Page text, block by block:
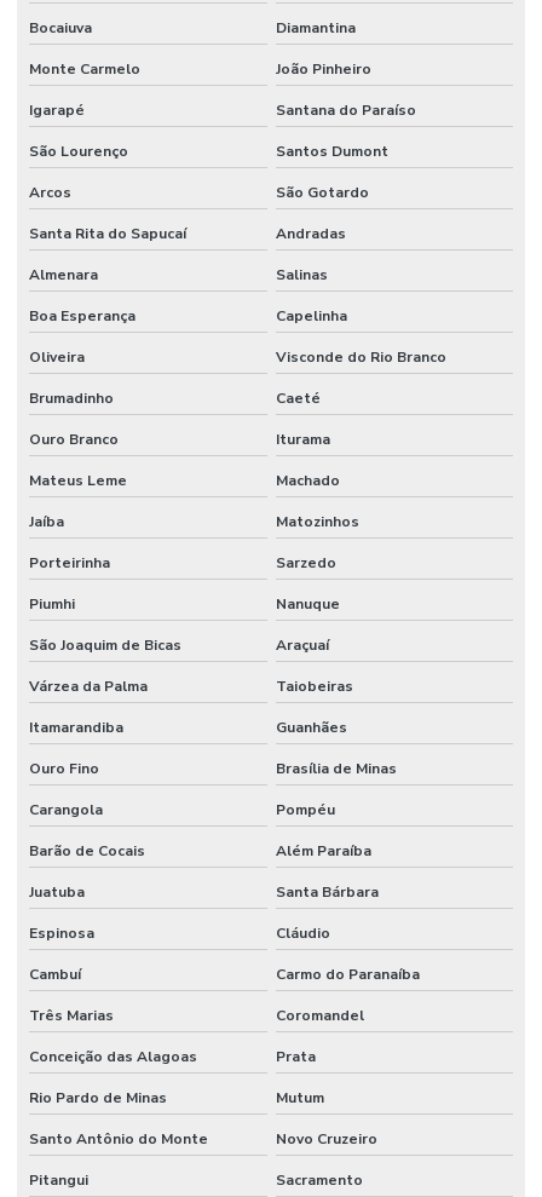
Sistema de proteção contra incêndio
Sistema de sprinkler
Sistema de supressão de incêndio
Sistema vesda anti incêndio
Sistemas hidráulicos industriais
Sistemas de incêndio
Terraplenagem industrial
Tubulação de agua industrial
Valor de projeto de combate a incêndio
Valor projeto preventivo de incêndio
Bocaiuva Diamantina
Monte Carmelo João Pinheiro
Igarapé Santana do Paraíso
São Lourenço Santos Dumont
Arcos São Gotardo
Santa Rita do Sapucaí Andradas
Almenara Salinas
Boa Esperança Capelinha
Oliveira Visconde do Rio Branco
Brumadinho Caeté
Ouro Branco Iturama
Mateus Leme Machado
Jaíba Matozinhos
Porteirinha Sarzedo
Piumhi Nanuque
São Joaquim de Bicas Araçuaí
Várzea da Palma Taiobeiras
Itamarandiba Guanhães
Ouro Fino Brasília de Minas
Carangola Pompéu
Barão de Cocais Além Paraíba
Juatuba Santa Bárbara
Espinosa Cláudio
Cambuí Carmo do Paranaíba
Três Marias Coromandel
Conceição das Alagoas Prata
Rio Pardo de Minas Mutum
Santo Antônio do Monte Novo Cruzeiro
Pitangui Sacramento